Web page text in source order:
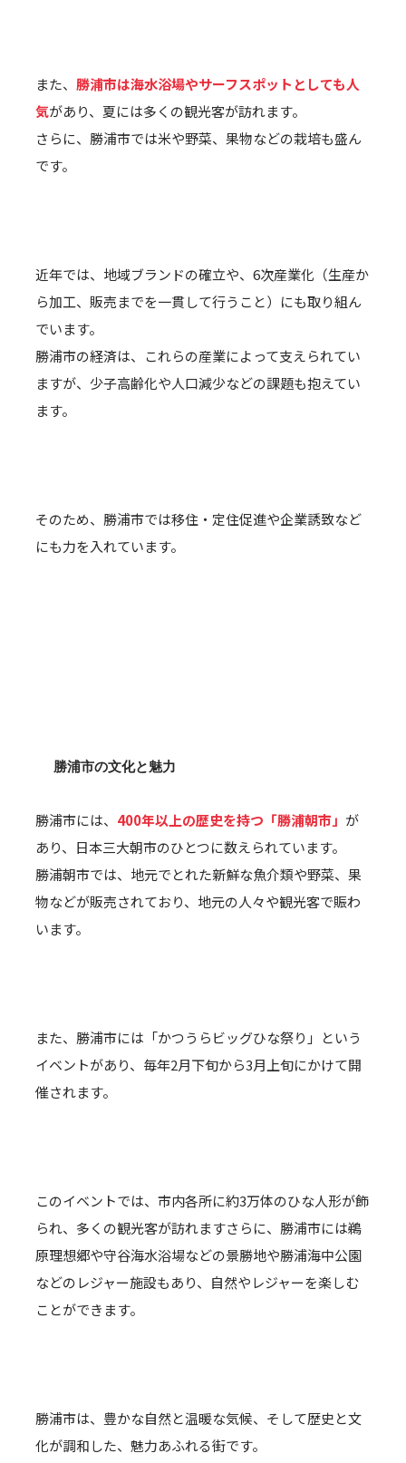
また、 勝浦市は海水浴場やサーフスポットとしても人
気があり、夏には多くの観光客が訪れます。
さらに、勝浦市では米や野菜、果物などの栽培も盛ん
です。
近年では、地域ブランドの確立や、6次産業化（生産か
ら加工、販売までを一貫して行うこと）にも取り組ん
でいます。
勝浦市の経済は、これらの産業によって支えられてい
ますが、少子高齢化や人口減少などの課題も抱えてい
ます。
そのため、勝浦市では移住・定住促進や企業誘致など
にも力を入れています。
勝浦市の文化と魅力
勝浦市には、 400年以上の歴史を持つ「勝浦朝市」 が
あり、日本三大朝市のひとつに数えられています。
勝浦朝市では、地元でとれた新鮮な魚介類や野菜、果
物などが販売されており、地元の人々や観光客で賑わ
います。
また、勝浦市には「かつうらビッグひな祭り」という
イベントがあり、毎年2月下旬から3月上旬にかけて開
催されます。
このイベントでは、市内各所に約3万体のひな人形が飾
られ、多くの観光客が訪れますさらに、勝浦市には鵜
原理想郷や守谷海水浴場などの景勝地や勝浦海中公園
などのレジャー施設もあり、自然やレジャーを楽しむ
ことができます。
勝浦市は、豊かな自然と温暖な気候、そして歴史と文
化が調和した、魅力あふれる街です。